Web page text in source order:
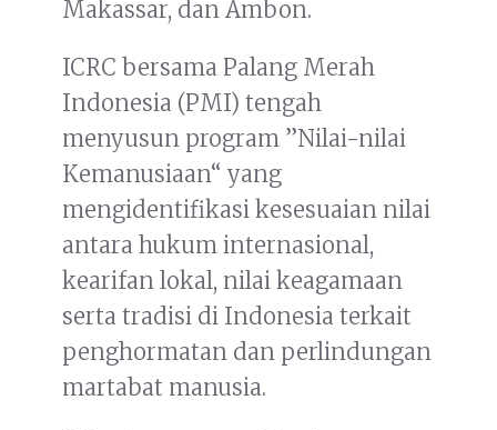
Makassar, dan Ambon.
ICRC bersama Palang Merah
Indonesia (PMI) tengah
menyusun program ”Nilai-nilai
Kemanusiaan“ yang
mengidentifikasi kesesuaian nilai
antara hukum internasional,
kearifan lokal, nilai keagamaan
serta tradisi di Indonesia terkait
penghormatan dan perlindungan
martabat manusia.